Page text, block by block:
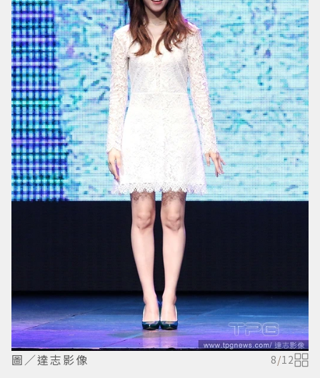
圖／達志影像 8/12